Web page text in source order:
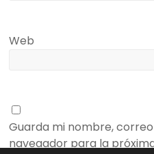
Web
Guarda mi nombre,
navegador para la